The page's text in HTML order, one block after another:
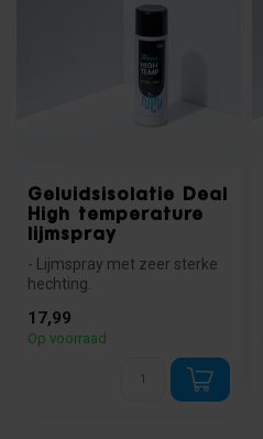
Geluidsisolatie Deal
High temperature
lijmspray
- Lijmspray met zeer sterke
hechting.
max 110°C
- W...
17,99
Op voorraad